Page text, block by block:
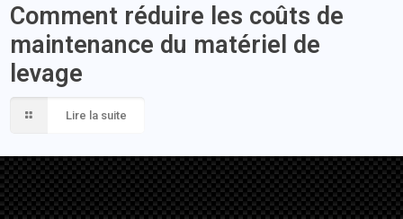
Comment réduire les coûts de
maintenance du matériel de
levage
Lire la suite